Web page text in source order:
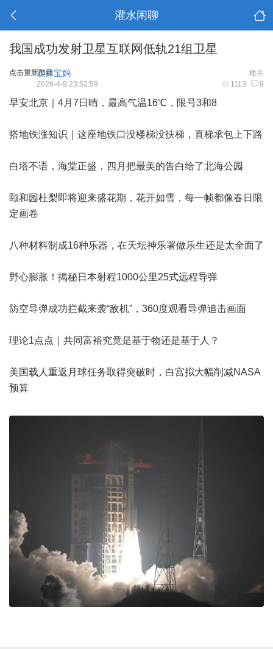
灌水闲聊
我国成功发射卫星互联网低轨21组卫星
点击重新加载 楼主
双井宝妈
1113 9
2026-4-9 23:52:59
早安北京｜4月7日晴，最高气温16℃，限号3和8
搭地铁涨知识｜这座地铁口没楼梯没扶梯，直梯承包上下路
白塔不语，海棠正盛，四月把最美的告白给了北海公园
颐和园杜梨即将迎来盛花期，花开如雪，每一帧都像春日限
定画卷
八种材料制成16种乐器，在天坛神乐署做乐生还是太全面了
野心膨胀！揭秘日本射程1000公里25式远程导弹
防空导弹成功拦截来袭“敌机”，360度观看导弹追击画面
理论1点点｜共同富裕究竟是基于物还是基于人？
美国载人重返月球任务取得突破时，白宫拟大幅削减NASA
预算